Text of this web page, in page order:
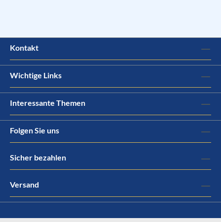
Kontakt
Wichtige Links
Interessante Themen
Folgen Sie uns
Sicher bezahlen
Versand